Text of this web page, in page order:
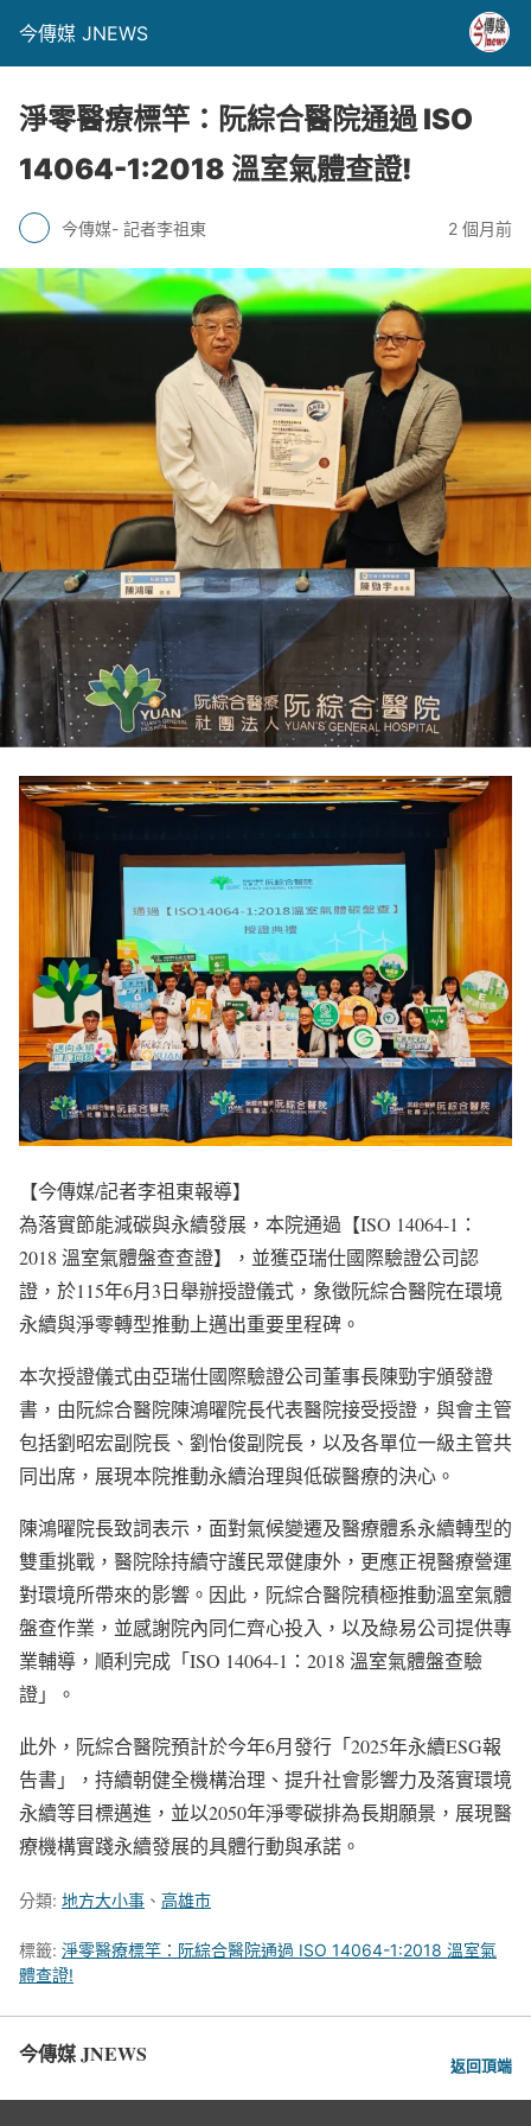
今傳媒 JNEWS
淨零醫療標竿：阮綜合醫院通過 ISO
14064-1:2018 溫室氣體查證!
今傳媒- 記者李祖東 2 個月前
【今傳媒/記者李祖東報導】
為落實節能減碳與永續發展，本院通過【ISO 14064-1：
2018 溫室氣體盤查查證】，並獲亞瑞仕國際驗證公司認
證，於115年6月3日舉辦授證儀式，象徵阮綜合醫院在環境
永續與淨零轉型推動上邁出重要里程碑。
本次授證儀式由亞瑞仕國際驗證公司董事長陳勁宇頒發證
書，由阮綜合醫院陳鴻曜院長代表醫院接受授證，與會主管
包括劉昭宏副院長、劉怡俊副院長，以及各單位一級主管共
同出席，展現本院推動永續治理與低碳醫療的決心。
陳鴻曜院長致詞表示，面對氣候變遷及醫療體系永續轉型的
雙重挑戰，醫院除持續守護民眾健康外，更應正視醫療營運
對環境所帶來的影響。因此，阮綜合醫院積極推動溫室氣體
盤查作業，並感謝院內同仁齊心投入，以及綠易公司提供專
業輔導，順利完成「ISO 14064-1：2018 溫室氣體盤查驗
證」。
此外，阮綜合醫院預計於今年6月發行「2025年永續ESG報
告書」，持續朝健全機構治理、提升社會影響力及落實環境
永續等目標邁進，並以2050年淨零碳排為長期願景，展現醫
療機構實踐永續發展的具體行動與承諾。
分類: 地方大小事 、 高雄市
標籤: 淨零醫療標竿：阮綜合醫院通過 ISO 14064-1:2018 溫室氣
體查證!
今傳媒 JNEWS 返回頂端